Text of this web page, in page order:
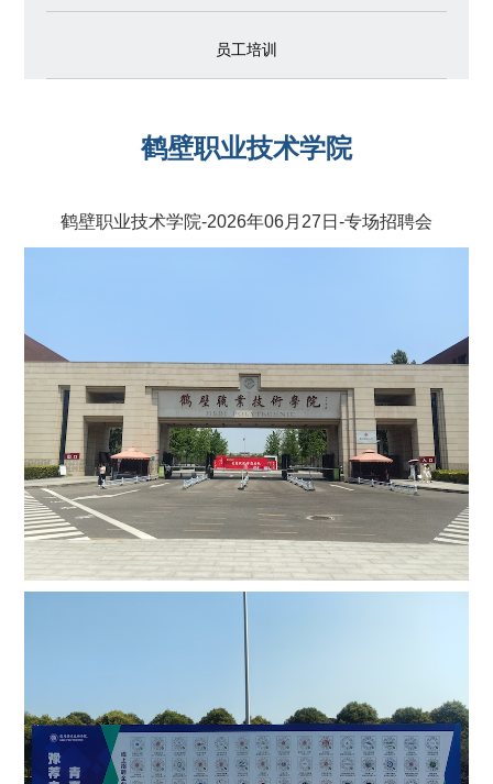
员工培训
鹤壁职业技术学院
鹤壁职业技术学院-2026年06月27日-专场招聘会